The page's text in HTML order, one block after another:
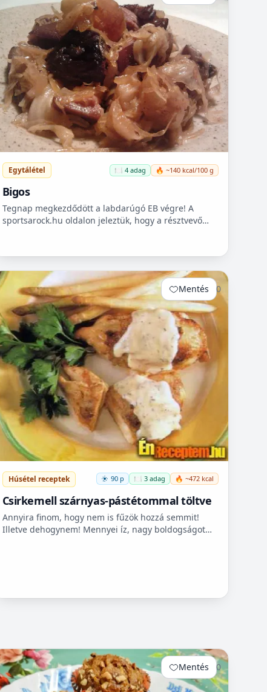
Egytálétel 🍽️ 4 adag 🔥 ~140 kcal/100 g
Bigos
Tegnap megkezdődött a labdarúgó EB végre! A
sportsarock.hu oldalon jeleztük, hogy a résztvevő
Mentés 0
Húsétel receptek 90 p 🍽️ 3 adag 🔥 ~472 kcal
Csirkemell szárnyas-pástétommal töltve
Annyira finom, hogy nem is fűzök hozzá semmit!
Illetve dehogynem! Mennyei íz, nagy boldogságot
Mentés 0